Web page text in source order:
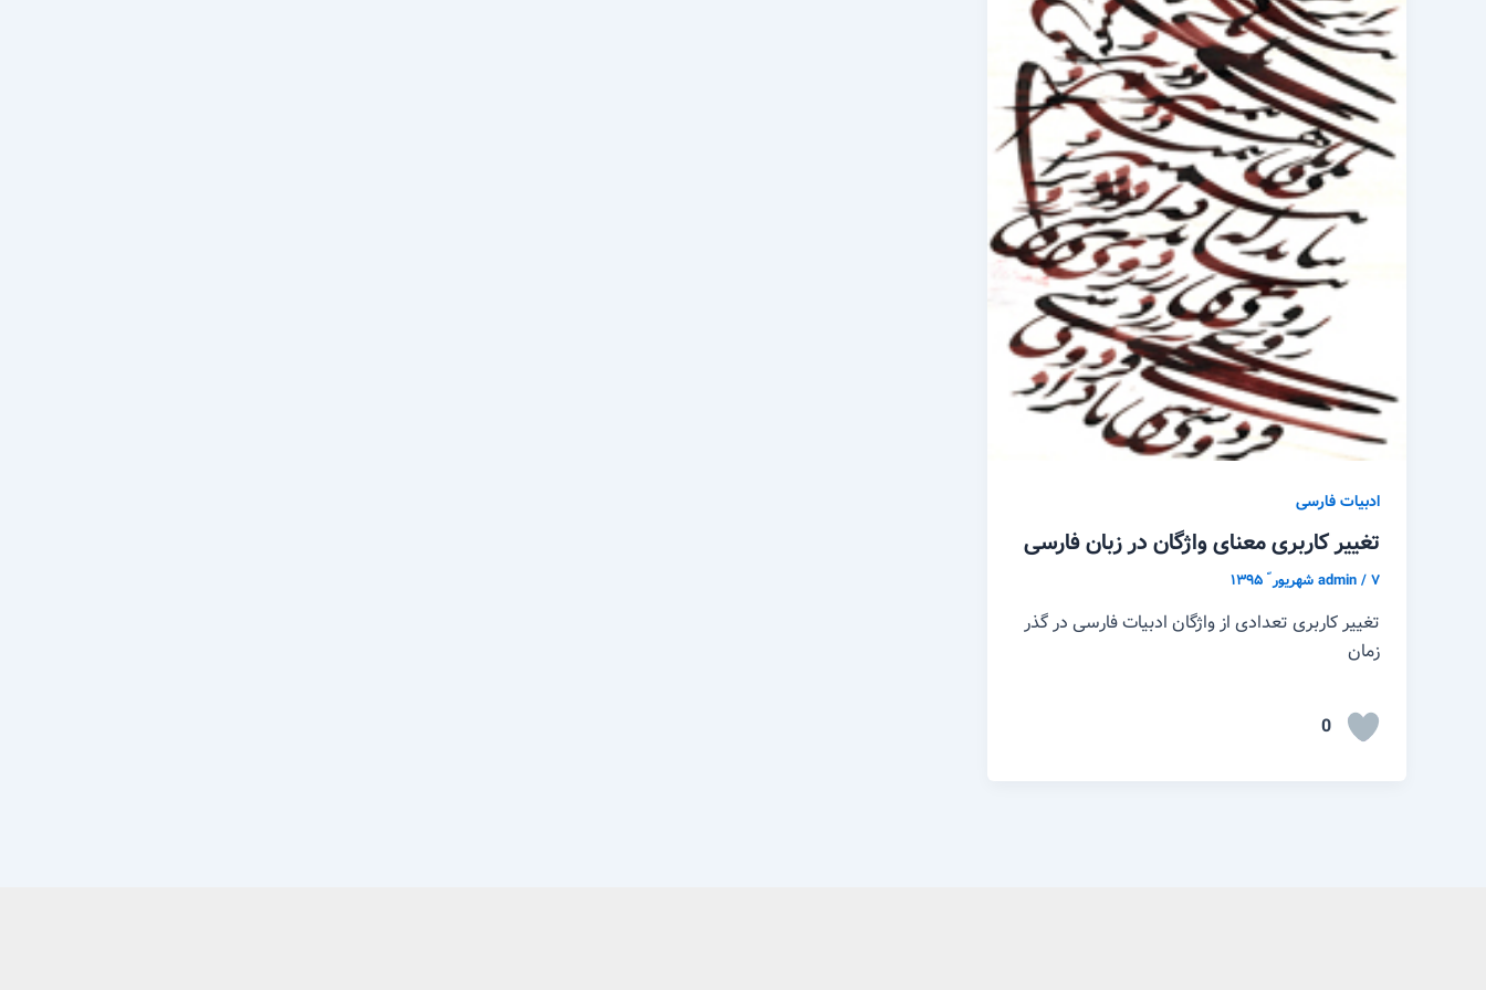
ادبیات فارسی
تغییر کاربری معنای واژگان در زبان فارسی
admin/۷ شهریور ّ ۱۳۹۵
تغییر کاربری تعدادی از واژگان ادبیات فارسی در گذر
زمان
0